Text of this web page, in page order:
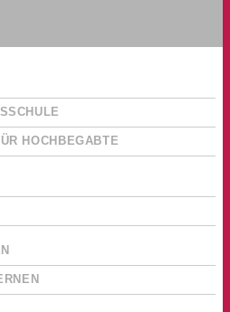
HOCHBEGABTE